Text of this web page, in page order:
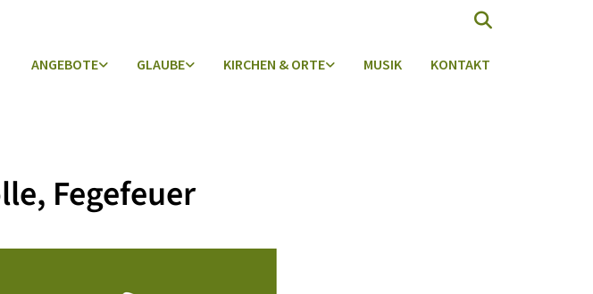
ANGEBOTE GLAUBE KIRCHEN & ORTE MUSIK KONTAKT
Fegefeuer